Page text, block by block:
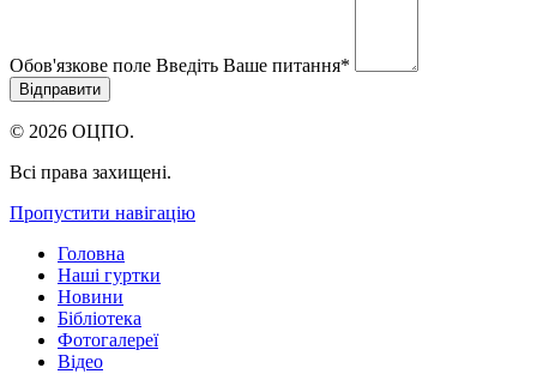
Обов'язкове поле Введіть Ваше питання*
© 2026 ОЦПО.
Всі права захищені.
Пропустити навігацію
Головна
Наші гуртки
Новини
Бібліотека
Фотогалереї
Відео